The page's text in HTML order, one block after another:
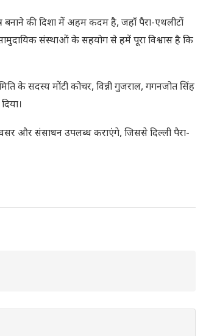
बनाने की दिशा में अहम कदम है, जहाँ पैरा-एथलीटों
संस्थाओं के सहयोग से हमें पूरा विश्वास है कि
के सदस्य मोंटी कोचर, विन्नी गुजराल, गगनजोत सिंह
और संसाधन उपलब्ध कराएंगे, जिससे दिल्ली पैरा-